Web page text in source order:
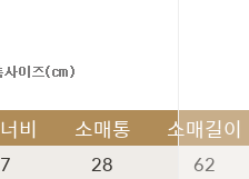
비 소매통 소매길이
28 62